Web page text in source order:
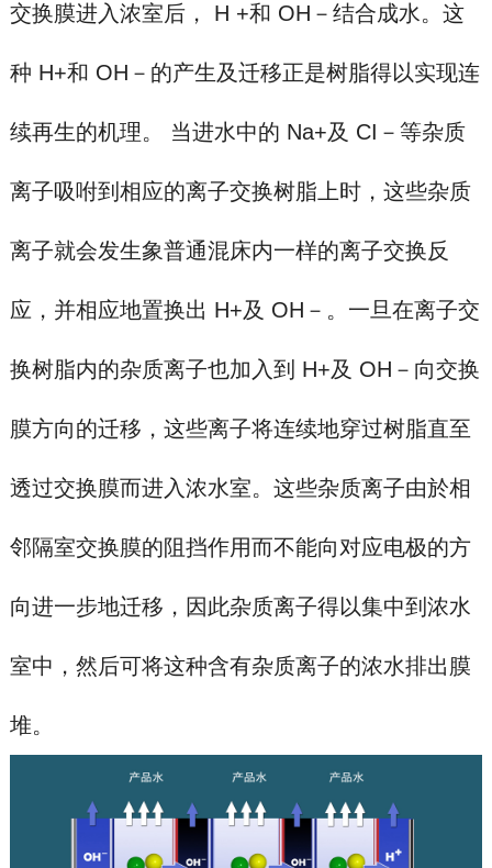
交换膜进入浓室后， H +和 OH－结合成水。这
种 H+和 OH－的产生及迁移正是树脂得以实现连
续再生的机理。 当进水中的 Na+及 CI－等杂质
离子吸咐到相应的离子交换树脂上时，这些杂质
离子就会发生象普通混床内一样的离子交换反
应，并相应地置换出 H+及 OH－。一旦在离子交
换树脂内的杂质离子也加入到 H+及 OH－向交换
膜方向的迁移，这些离子将连续地穿过树脂直至
透过交换膜而进入浓水室。这些杂质离子由於相
邻隔室交换膜的阻挡作用而不能向对应电极的方
向进一步地迁移，因此杂质离子得以集中到浓水
室中，然后可将这种含有杂质离子的浓水排出膜
堆。